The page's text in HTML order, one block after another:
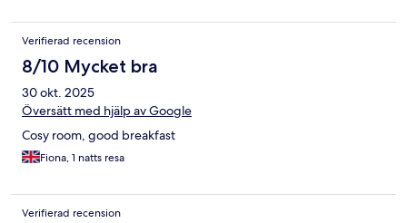
Verifierad recension
8/10 Mycket bra
30 okt. 2025
Översätt med hjälp av Google
Cosy room, good breakfast
Fiona, 1 natts resa
Verifierad recension